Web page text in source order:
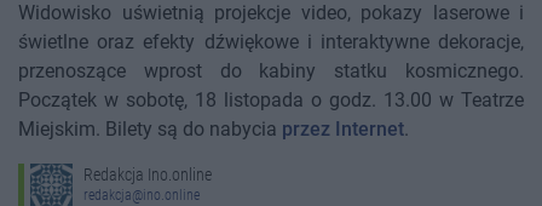
Widowisko uświetnią projekcje video, pokazy laserowe i
świetlne oraz efekty dźwiękowe i interaktywne dekoracje,
przenoszące wprost do kabiny statku kosmicznego.
Początek w sobotę, 18 listopada o godz. 13.00 w Teatrze
Miejskim. Bilety są do nabycia przez Internet.
Redakcja Ino.online
redakcja@ino.online